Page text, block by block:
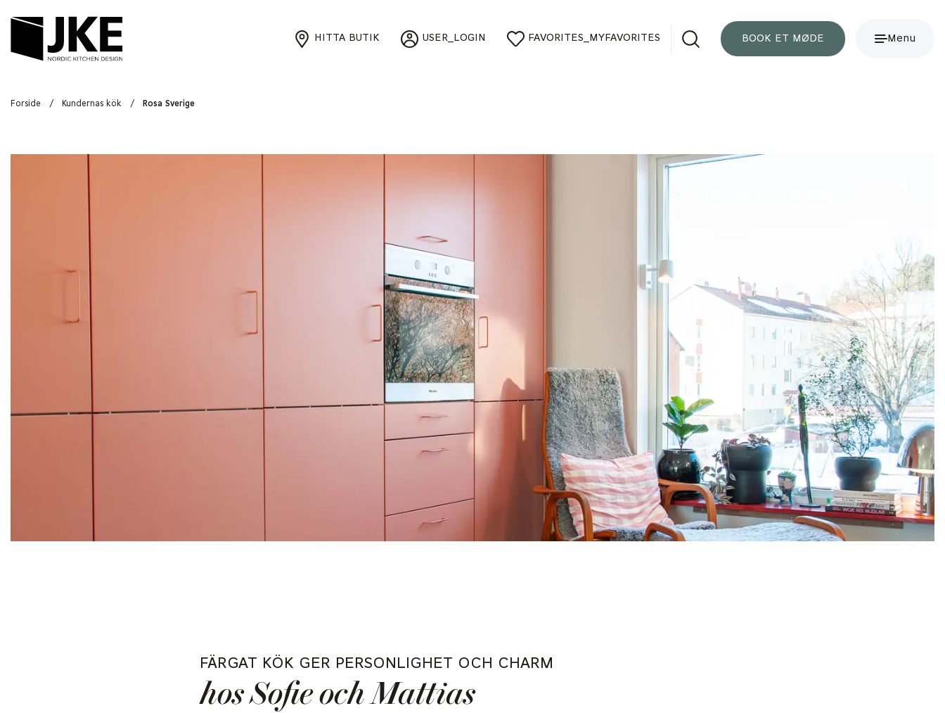
HITTA BUTIK USER_LOGIN FAVORITES_MYFAVORITES BOOK ET MØDE Menu
Forside / Kundernas kök / Rosa Sverige
FÄRGAT KÖK GER PERSONLIGHET OCH CHARM
hos Sofie och Mattias